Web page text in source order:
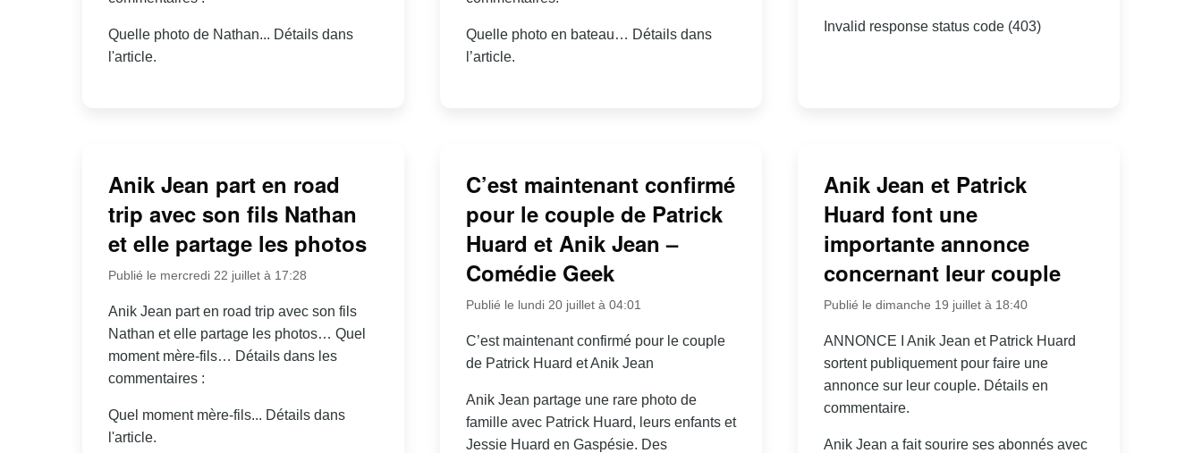
Quelle photo de Nathan... Détails dans
l'article.
Quelle photo en bateau… Détails dans
l’article.
Invalid response status code (403)
Anik Jean part en road
trip avec son fils Nathan
et elle partage les photos
Publié le mercredi 22 juillet à 17:28
Anik Jean part en road trip avec son fils
Nathan et elle partage les photos… Quel
moment mère-fils… Détails dans les
commentaires :
Quel moment mère-fils... Détails dans
l'article.
C’est maintenant confirmé
pour le couple de Patrick
Huard et Anik Jean –
Comédie Geek
Publié le lundi 20 juillet à 04:01
C’est maintenant confirmé pour le couple
de Patrick Huard et Anik Jean
Anik Jean partage une rare photo de
famille avec Patrick Huard, leurs enfants et
Jessie Huard en Gaspésie. Des
Anik Jean et Patrick
Huard font une
importante annonce
concernant leur couple
Publié le dimanche 19 juillet à 18:40
ANNONCE I Anik Jean et Patrick Huard
sortent publiquement pour faire une
annonce sur leur couple. Détails en
commentaire.
Anik Jean a fait sourire ses abonnés avec